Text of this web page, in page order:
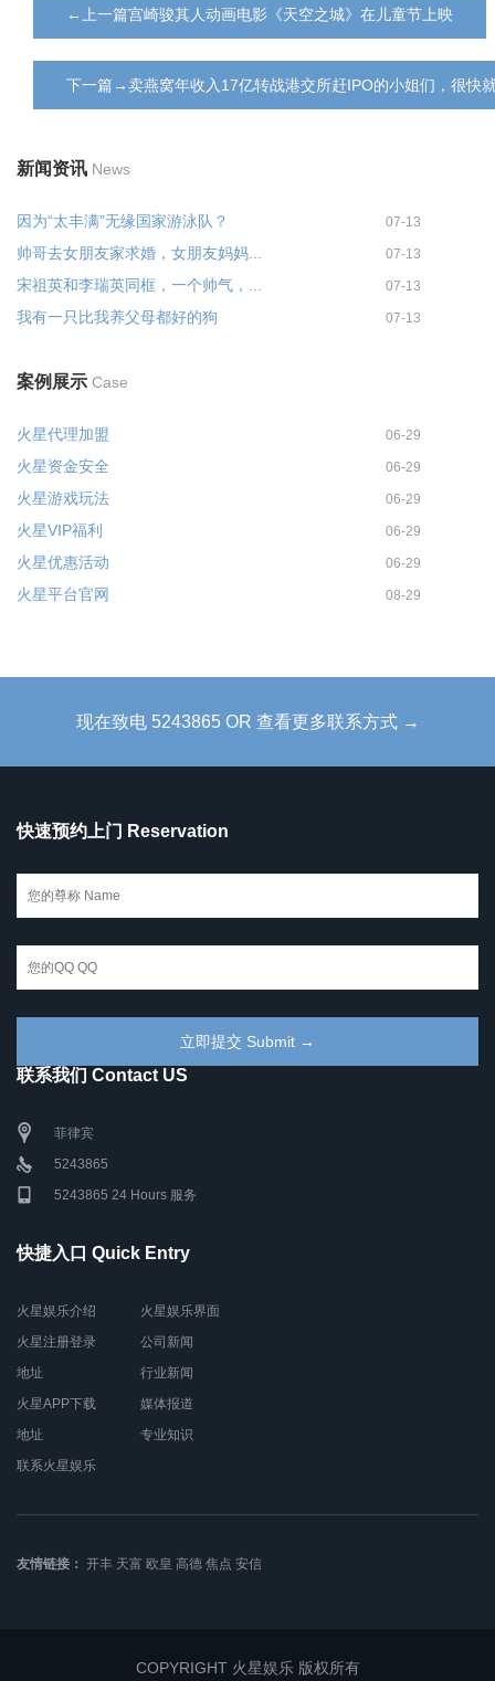
←上一篇宫崎骏其人动画电影《天空之城》在儿童节上映
下一篇→卖燕窝年收入17亿转战港交所赶IPO的小姐们，很快
新闻资讯 News
因为“太丰满”无缘国家游泳队？ 07-13
帅哥去女朋友家求婚，女朋友妈妈... 07-13
宋祖英和李瑞英同框，一个帅气，... 07-13
我有一只比我养父母都好的狗 07-13
案例展示 Case
火星代理加盟 06-29
火星资金安全 06-29
火星游戏玩法 06-29
火星VIP福利 06-29
火星优惠活动 06-29
火星平台官网 08-29
现在致电 5243865 OR 查看更多联系方式 →
快速预约上门 Reservation
联系我们 Contact US
菲律宾
5243865
5243865 24 Hours 服务
快捷入口 Quick Entry
火星娱乐介绍
火星注册登录
地址
火星APP下载
地址
联系火星娱乐
火星娱乐界面
公司新闻
行业新闻
媒体报道
专业知识
友情链接： 开丰 天富 欧皇 高德 焦点 安信
COPYRIGHT 火星娱乐 版权所有